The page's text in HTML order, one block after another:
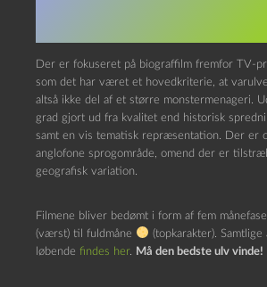
Der er fokuseret på biograffilm fremfor TV-
som det har været et hovedkriterie, at
altså ikke del af et større monstermenageri.
grad gjort ud fra kvalitet end historisk
samt en vis tematisk repræsentation. Der er
anglofone sprogområde, omend der er
geografisk variation.
Filmene bliver bedømt i form af fem
(værst) til fuldmåne
(topkarakter).
løbende findes her. Må den bedste ulv vinde!